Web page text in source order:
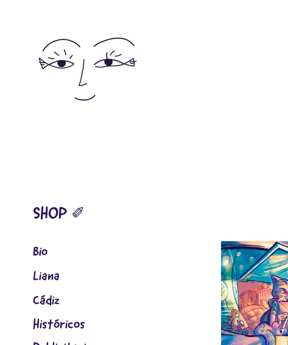
SHOP ✐
Bio
Liana
Cádiz
Históricos